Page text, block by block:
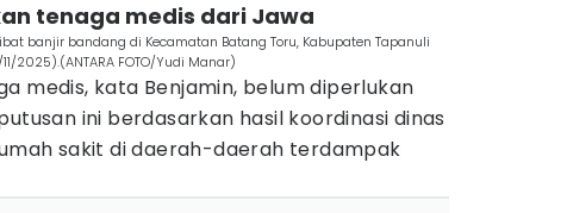
tenaga medis dari Jawa
banjir bandang di Kecamatan Batang Toru, Kabupaten Tapanuli
2025).(ANTARA FOTO/Yudi Manar)
medis, kata Benjamin, belum diperlukan
ini berdasarkan hasil koordinasi dinas
sakit di daerah-daerah terdampak